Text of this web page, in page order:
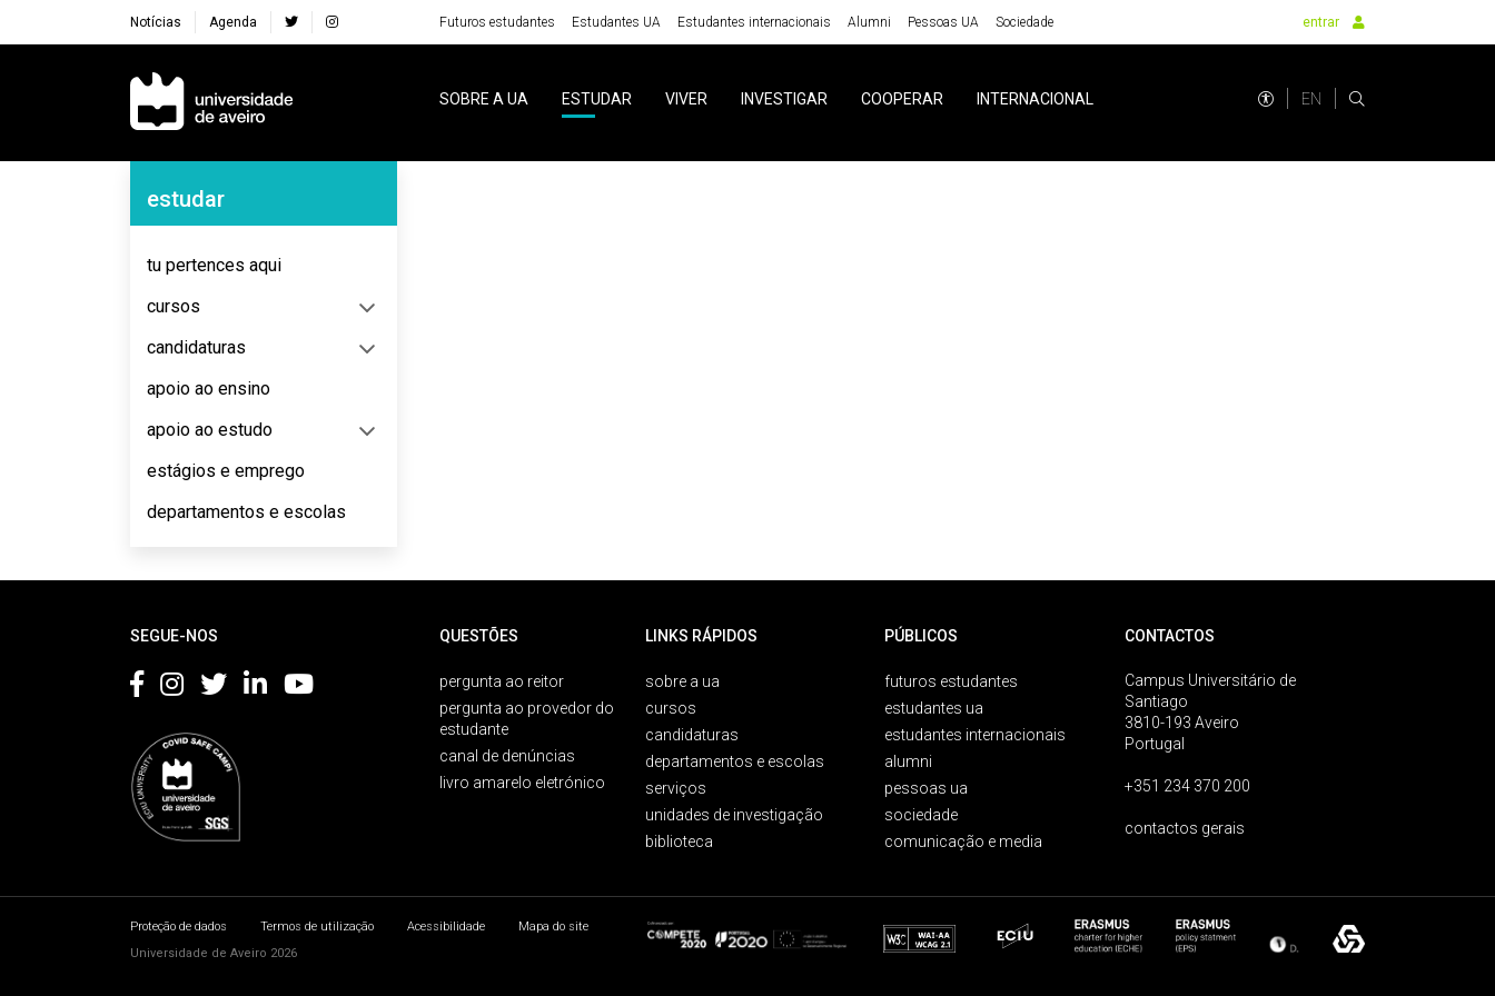
Notícias Agenda Futuros estudantes Estudantes UA Estudantes internacionais Alumni Pessoas UA Sociedade entrar
Navegação Principal
SOBRE A UA ESTUDAR VIVER INVESTIGAR COOPERAR INTERNACIONAL EN
Navegação Lateral
estudar
tu pertences aqui
cursos
candidaturas
apoio ao ensino
apoio ao estudo
estágios e emprego
departamentos e escolas
SEGUE-NOS QUESTÕES
pergunta ao reitor
pergunta ao provedor do
estudante
canal de denúncias
livro amarelo eletrónico
LINKS RÁPIDOS
sobre a ua
cursos
candidaturas
departamentos e escolas
serviços
unidades de investigação
biblioteca
PÚBLICOS
futuros estudantes
estudantes ua
estudantes internacionais
alumni
pessoas ua
sociedade
comunicação e media
CONTACTOS
Campus Universitário de
Santiago
3810-193 Aveiro
Portugal
+351 234 370 200
contactos gerais
Proteção de dados Termos de utilização Acessibilidade
Mapa do site
Universidade de Aveiro 2026